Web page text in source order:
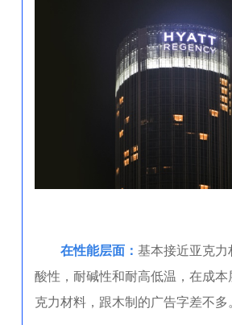
在性能层面： 基本接近亚克
酸性，耐碱性和耐高低温，在成本
克力材料，跟木制的广告字差不多